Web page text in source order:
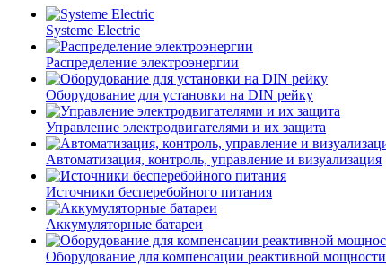
Systeme Electric
Распределение электроэнергии
Оборудование для установки на DIN рейку
Управление электродвигателями и их защита
Автоматизация, контроль, управление и визуализация
Источники бесперебойного питания
Аккумуляторные батареи
Оборудование для компенсации реактивной мощности